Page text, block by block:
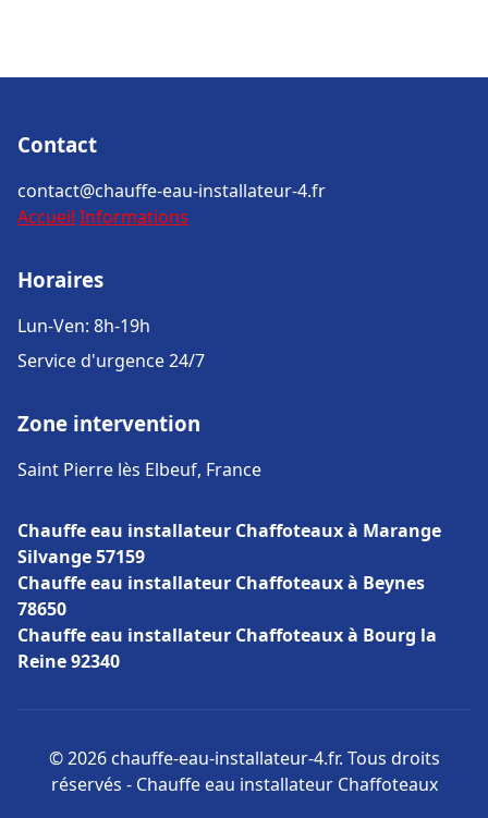
Contact
contact@chauffe-eau-installateur-4.fr
Accueil Informations
Horaires
Lun-Ven: 8h-19h
Service d'urgence 24/7
Zone intervention
Saint Pierre lès Elbeuf, France
Chauffe eau installateur Chaffoteaux à Marange
Silvange 57159
Chauffe eau installateur Chaffoteaux à Beynes
78650
Chauffe eau installateur Chaffoteaux à Bourg la
Reine 92340
© 2026 chauffe-eau-installateur-4.fr. Tous droits
réservés - Chauffe eau installateur Chaffoteaux